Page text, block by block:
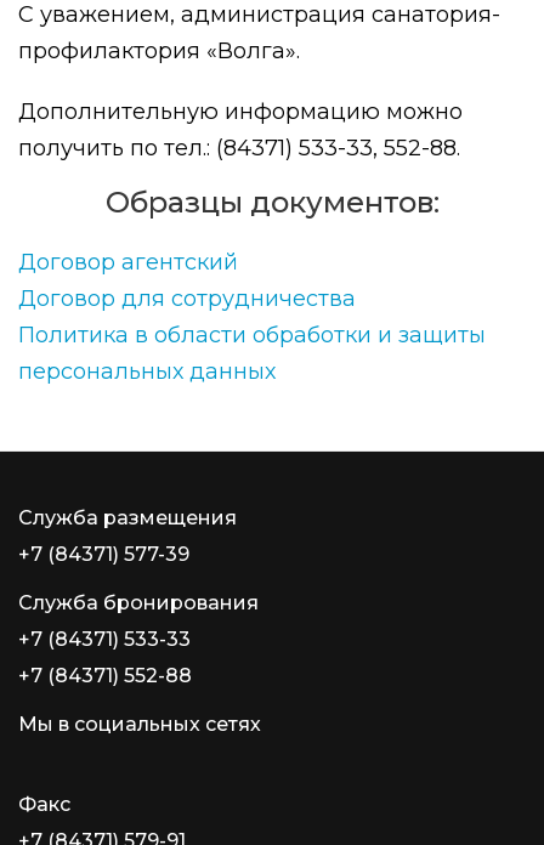
С уважением, администрация санатория-
профилактория «Волга».
Дополнительную информацию можно
получить по тел.: (84371) 533-33, 552-88.
Образцы документов:
Договор агентский
Договор для сотрудничества
Политика в области обработки и защиты
персональных данных
Служба размещения
+7 (84371) 577-39
Служба бронирования
+7 (84371) 533-33
+7 (84371) 552-88
Мы в социальных сетях
Факс